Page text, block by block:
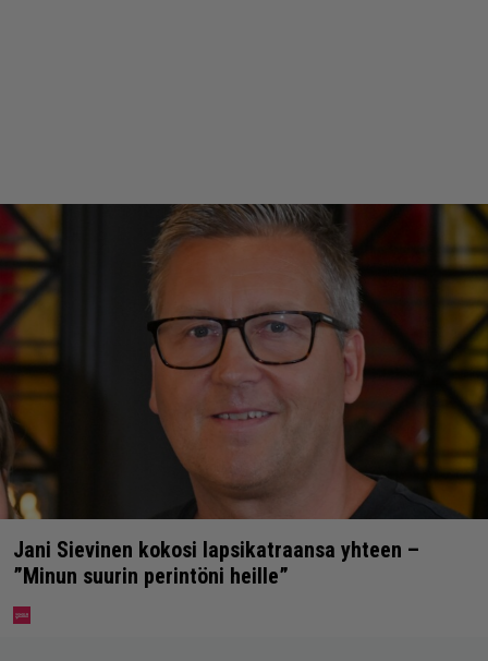
Jani Sievinen kokosi lapsikatraansa yhteen –
”Minun suurin perintöni heille”